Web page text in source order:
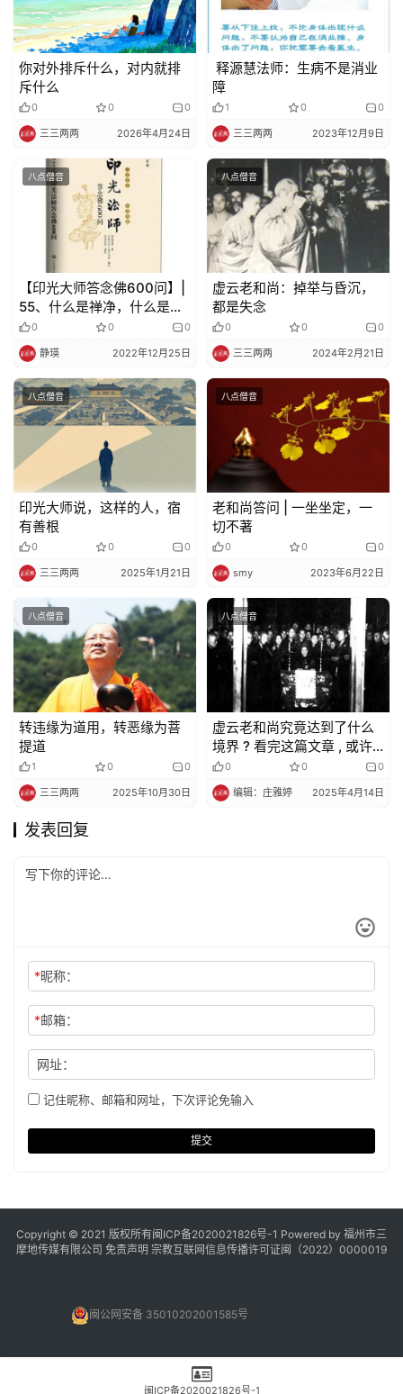
政
策
法
规
责
你对外排斥什么，对内就排
斥什么
0 0 0
三三两两 2026年4月24日
释源慧法师：生病不是消业
障
1 0 0
三三两两 2023年12月9日
八点僧音
【印光大师答念佛600问】|
55、什么是禅净，什么是有
禅有净土 ？
0 0 0
静瑛 2022年12月25日
八点僧音
虚云老和尚：掉举与昏沉，
都是失念
0 0 0
三三两两 2024年2月21日
八点僧音
印光大师说，这样的人，宿
有善根
0 0 0
三三两两 2025年1月21日
八点僧音
老和尚答问 | 一坐坐定，一
切不著
0 0 0
smy 2023年6月22日
八点僧音
转违缘为道用，转恶缘为菩
提道
1 0 0
三三两两 2025年10月30日
八点僧音
虚云老和尚究竟达到了什么
境界 ? 看完这篇文章 , 或许
可以找到答案……
0 0 0
编辑：庄雅婷 2025年4月14日
发表回复
*昵称：
*邮箱：
网址：
记住昵称、邮箱和网址，下次评论免输入
提交
Copyright © 2021 版权所有闽ICP备2020021826号-1 Powered by 福州市三
摩地传媒有限公司 免责声明 宗教互联网信息传播许可证闽（2022）0000019
闽公网安备 35010202001585号
闽ICP备2020021826号-1